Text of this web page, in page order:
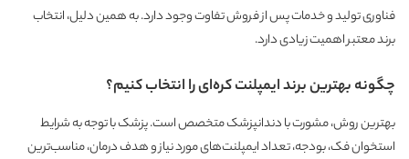
فناوری تولید و خدمات پس از فروش تفاوت وجود دارد. به همین دلیل، انتخاب
برند معتبر اهمیت زیادی دارد.
چگونه بهترین برند ایمپلنت کره‌ای را انتخاب کنیم؟
بهترین روش، مشورت با دندانپزشک متخصص است. پزشک با توجه به شرایط
استخوان فک، بودجه، تعداد ایمپلنت‌های مورد نیاز و هدف درمان، مناسب‌ترین